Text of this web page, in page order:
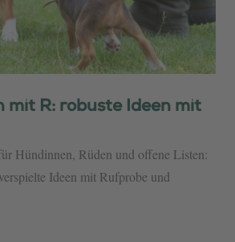
mit R: robuste Ideen mit
Hündinnen, Rüden und offene Listen:
Ideen mit Rufprobe und